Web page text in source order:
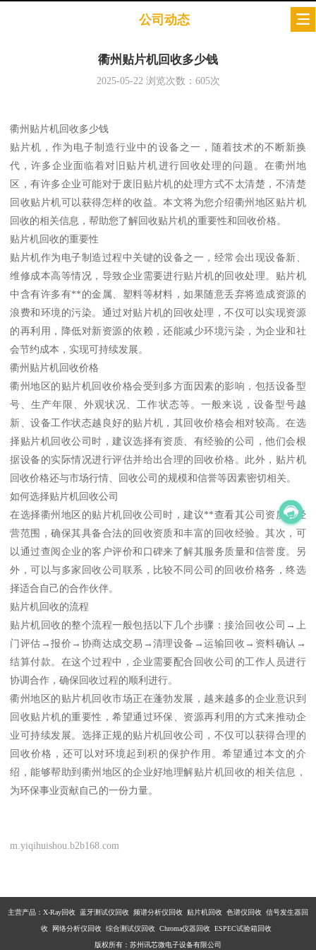
公司动态
衢州贴片机回收多少钱
2025-05-22 浏览次数： 605次
衢州贴片机回收多少钱
贴片机，作为电子制造行业中的设备之一，随着技术的不断新换
代，许多企业面临着对旧贴片机进行回收处理的问题。在衢州地
区，有许多企业可能对于废旧贴片机的处理方式不太清楚，不清楚
回收贴片机可以获得怎样的收益。本文将为您介绍衢州地区贴片机
回收的相关信息，帮助您了解回收贴片机的重要性和回收价格。
贴片机回收的重要性
贴片机作为电子制造过程中关键的设备之一，经常会出现设备新、
维修成本高等情况，导致企业需要进行贴片机的回收处理。贴片机
中含有许多有**的金属、塑料等材料，如果随意丢弃将造成资源的
浪费和环境的污染。通过对贴片机的回收处理，不仅可以实现资源
的再利用，降低对新资源的依赖，还能减少环境污染，为企业和社
会节约成本，实现可持续发展。
衢州贴片机回收价格
衢州地区的贴片机回收价格会受到多方面因素的影响，包括设备型
号、生产年限、外观状况、工作状态等。一般来说，设备型号越
新、设备工作状态越良好的贴片机，其回收价格会相对较高。在选
择贴片机回收公司时，建议选择有资质、有经验的公司，他们会根
据设备的实际情况进行评估并给出合理的回收价格。此外，贴片机
回收价格还与市场行情、回收公司的规模和信誉等因素密切相关。
如何选择贴片机回收公司
在选择衢州地区的贴片机回收公司时，建议**查看其公司资质和经
营范围，确保其具备合法的回收资质和丰富的回收经验。其次，可
以通过查阅企业的客户评价和口碑来了解其服务质量和信誉度。另
外，可以与多家回收公司联系，比较不同公司的回收价格务，终选
择适合自己的合作伙伴。
贴片机回收的流程
贴片机回收的整个流程一般包括以下几个步骤：接洽回收公司→上
门评估→报价→协商达成交易→清理设备→运输回收→资料确认→
结算付款。在这个过程中，企业需要配合回收公司的工作人员进行
协调合作，确保回收过程的顺利进行。
衢州地区的贴片机回收市场正在蓬勃发展，越来越多的企业意识到
回收贴片机的重要性，希望通过环保、资源再利用的方式来推动企
业可持续发展。选择正规的贴片机回收公司，不仅可以获得合理的
回收价格，还可以对环境起到积的保护作用。希望通过本文的介
绍，能够帮助到衢州地区的企业好地理解贴片机回收的相关信息，
为环保事业贡献自己的一份力量。
m.yiqihuishou.b2b168.com
主营产品：X-Ray回收 蓝牙测试仪回收 频谱分析仪回收 贴片机回收 色谱仪回收 信号发生器回
收 网络分析仪回收 综合测试仪回收 Chroma仪器回收 ESPEC试验箱回收
版权所有：苏州讯芯微电子设备有限公司